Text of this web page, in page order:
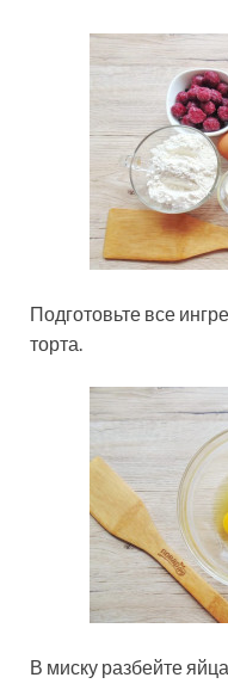
Подготовьте все
торта.
В миску разбейте